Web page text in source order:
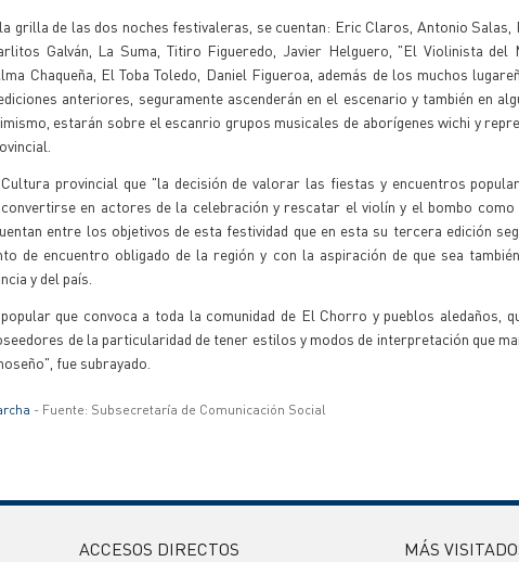
grilla de las dos noches festivaleras, se cuentan: Eric Claros, Antonio Salas,
Galván, La Suma, Titiro Figueredo, Javier Helguero, "El Violinista del
Chaqueña, El Toba Toledo, Daniel Figueroa, además de los muchos
anteriores, seguramente ascenderán en el escenario y también en
estarán sobre el escanrio grupos musicales de aborígenes wichi y
provincial que "la decisión de valorar las fiestas y encuentros
en actores de la celebración y rescatar el violín y el bombo
entre los objetivos de esta festividad que en esta su tercera edición
de encuentro obligado de la región y con la aspiración de que sea
y del país.
que convoca a toda la comunidad de El Chorro y pueblos aledaños,
de la particularidad de tener estilos y modos de interpretación que
fue subrayado.
- Fuente: Subsecretaría de Comunicación Social
ACCESOS DIRECTOS MÁS